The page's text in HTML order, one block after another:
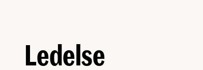
Ledelse